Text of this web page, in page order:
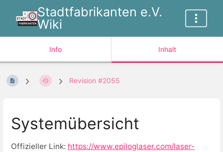
Stadtfabrikanten e.V.
Wiki
Info Inhalt
Revision #2055
Systemübersicht
Offizieller Link: https://www.epiloglaser.com/laser-